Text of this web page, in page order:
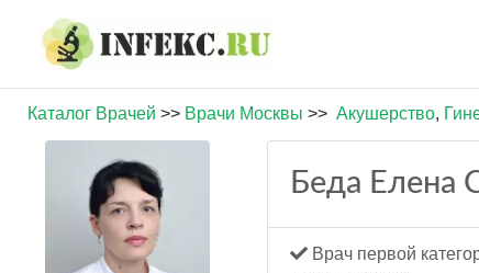
Каталог Врачей >> Врачи Москвы >> Акушерство,
Беда Елена
Врач первой